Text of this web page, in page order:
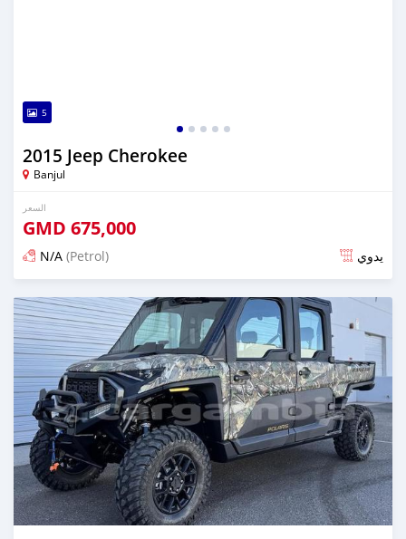
5
2015 Jeep Cherokee
Banjul
السعر
GMD 675,000
N/A (Petrol) يدوي
تم النشر منذ 3 أشهر مضت